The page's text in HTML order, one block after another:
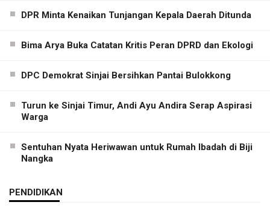
DPR Minta Kenaikan Tunjangan Kepala Daerah Ditunda
Bima Arya Buka Catatan Kritis Peran DPRD dan Ekologi
DPC Demokrat Sinjai Bersihkan Pantai Bulokkong
Turun ke Sinjai Timur, Andi Ayu Andira Serap Aspirasi
Warga
Sentuhan Nyata Heriwawan untuk Rumah Ibadah di Biji
Nangka
PENDIDIKAN